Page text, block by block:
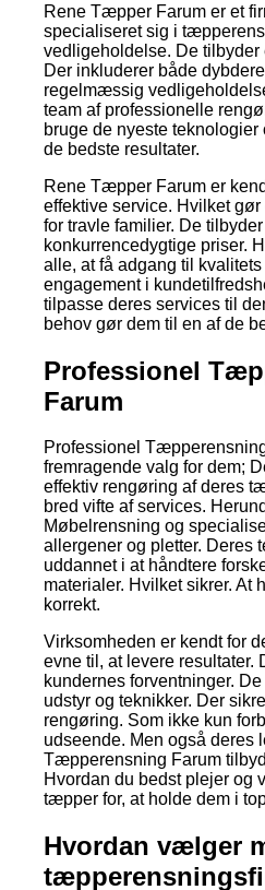
Rene Tæpper Farum er et
specialiseret sig i
vedligeholdelse. De tilbyder
Der inkluderer både
regelmæssig
team af professionelle
bruge de nyeste teknologier
de bedste resultater.
Rene Tæpper Farum er
effektive service. Hvilket
for travle familier. De
konkurrencedygtige priser.
alle, at få adgang til
engagement i
tilpasse deres services til
behov gør dem til en af de
Professionel
Farum
Professionel
fremragende valg for dem;
effektiv rengøring af deres
bred vifte af services.
Møbelrensning og
allergener og pletter. Deres
uddannet i at håndtere
materialer. Hvilket sikrer. At
korrekt.
Virksomheden er kendt for
evne til, at levere resultater.
kundernes forventninger.
udstyr og teknikker. Der
rengøring. Som ikke kun
udseende. Men også deres
Tæpperensning Farum
Hvordan du bedst plejer og
tæpper for, at holde dem i
Hvordan vælger